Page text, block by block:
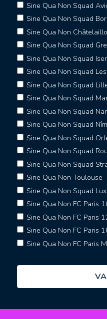
Sine Qua Non Squad
Sine Qua Non Squad
Sine Qua Non
Sine Qua Non Squad
Sine Qua Non Squad
Sine Qua Non Squad
Sine Qua Non Squad
Sine Qua Non Squad
Sine Qua Non Squad
Sine Qua Non Squad
Sine Qua Non Squad
Sine Qua Non Squad
Sine Qua Non Squad
Sine Qua Non Toulouse
Sine Qua Non Squad
Sine Qua Non FC Paris
Sine Qua Non FC Paris
Sine Qua Non FC Paris
Sine Qua Non FC Paris